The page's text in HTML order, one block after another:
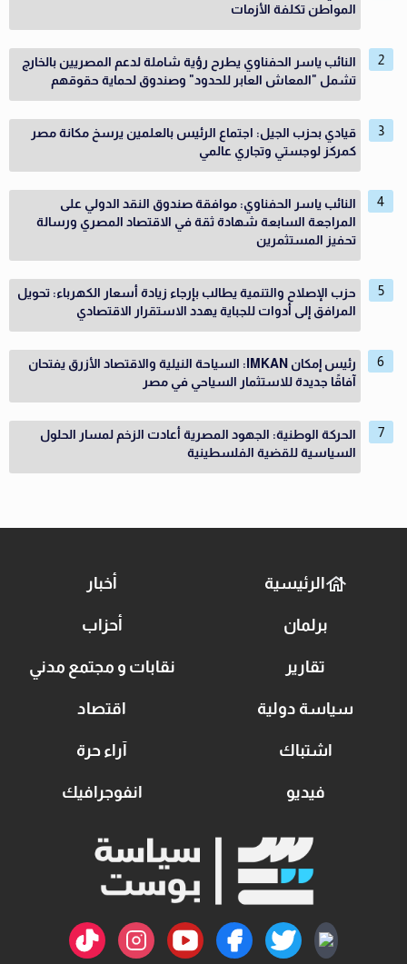
المواطن تكلفة الأزمات
النائب ياسر الحفناوي يطرح رؤية شاملة لدعم المصريين بالخارج
تشمل "المعاش العابر للحدود" وصندوق لحماية حقوقهم
قيادي بحزب الجيل: اجتماع الرئيس بالعلمين يرسخ مكانة مصر
كمركز لوجستي وتجاري عالمي
النائب ياسر الحفناوي: موافقة صندوق النقد الدولي على
المراجعة السابعة شهادة ثقة في الاقتصاد المصري ورسالة
تحفيز المستثمرين
حزب الإصلاح والتنمية يطالب بإرجاء زيادة أسعار الكهرباء: تحويل
المرافق إلى أدوات للجباية يهدد الاستقرار الاقتصادي
رئيس إمكان IMKAN: السياحة النيلية والاقتصاد الأزرق يفتحان
آفاقًا جديدة للاستثمار السياحي في مصر
الحركة الوطنية: الجهود المصرية أعادت الزخم لمسار الحلول
السياسية للقضية الفلسطينية
الرئيسية أخبار
برلمان أحزاب
تقارير نقابات و مجتمع مدني
سياسة دولية اقتصاد
اشتباك آراء حرة
فيديو انفوجرافيك